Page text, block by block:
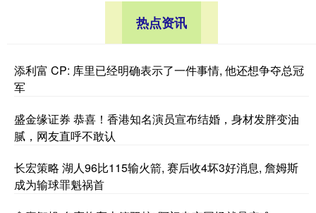
热点资讯
添利富 CP: 库里已经明确表示了一件事情, 他还想争夺总冠
军
盛金缘证券 恭喜！香港知名演员宣布结婚，身材发胖变油
腻，网友直呼不敢认
长宏策略 湖人96比115输火箭, 赛后收4坏3好消息, 詹姆斯
成为输球罪魁祸首